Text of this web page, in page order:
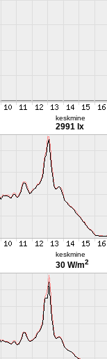
keskmine
2991 lx
keskmine
30 W/m2